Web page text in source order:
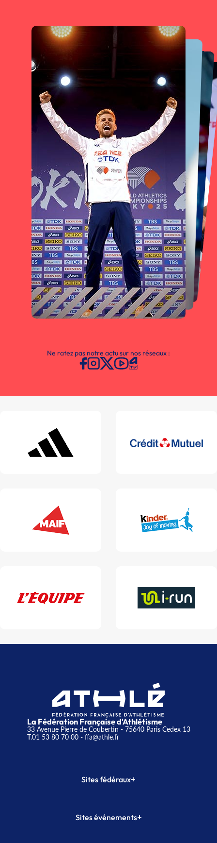
Ne ratez pas notre actu sur nos réseaux :
La Fédération Française d'Athlétisme
33 Avenue Pierre de Coubertin - 75640 Paris Cedex 13
T.01 53 80 70 00- ffa@athle.fr
Sites fédéraux+
Plateforme Formation
Sites événements+